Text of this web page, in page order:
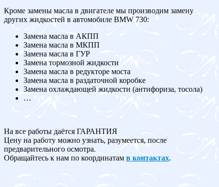
Кроме замены масла в двигателе мы производим замену
других жидкостей в автомобиле BMW 730:
Замена масла в АКПП
Замена масла в МКПП
Замена масла в ГУР
Замена тормозной жидкости
Замена масла в редукторе моста
Замена масла в раздаточной коробке
Замена охлаждающей жидкости (антифориза, тосола)
…
На все работы даётся ГАРАНТИЯ
Цену на работу можно узнать, разумеется, после
предварительного осмотра.
Обращайтесь к нам по координатам в контактах.